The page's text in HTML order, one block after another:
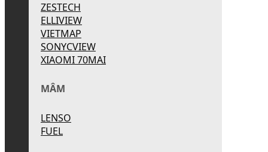
ZESTECH
ELLIVIEW
VIETMAP
SONYCVIEW
XIAOMI 70MAI
MÂM
LENSO
FUEL